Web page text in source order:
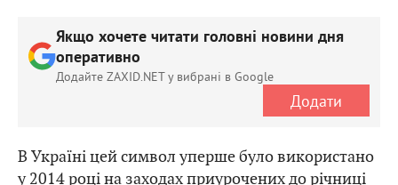
Якщо хочете читати головні новини дня
оперативно
Додайте ZAXID.NET у вибрані в Google
Додати
В Україні цей символ уперше було використано
у 2014 році на заходах приурочених до річниці